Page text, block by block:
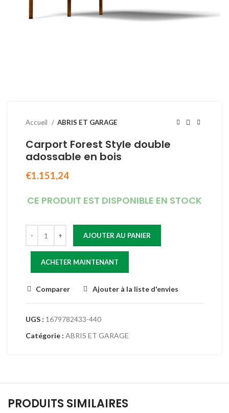
Accueil ABRIS ET GARAGE
Carport Forest Style double
adossable en bois
€1.151,24
CE PRODUIT EST DISPONIBLE EN STOCK
AJOUTER AU PANIER
ACHETER MAINTENANT
Comparer Ajouter à la liste d'envies
UGS : 1679782433-440
Catégorie : ABRIS ET GARAGE
PRODUITS SIMILAIRES